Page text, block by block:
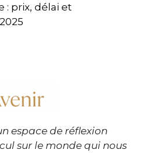
: prix, délai et
espace de réflexion
sur le monde qui nous